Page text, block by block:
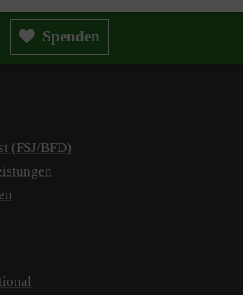
Euro Spenden
(FSJ/BFD)